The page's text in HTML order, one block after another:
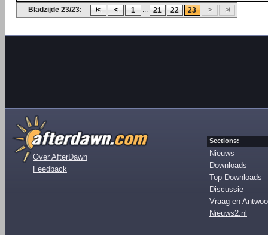
Bladzijde 23/23: 1 ... 21 22 23
Over AfterDawn
Feedback
Sections:
Nieuws
Downloads
Top Downloads
Discussie
Vraag en
Nieuws2.nl